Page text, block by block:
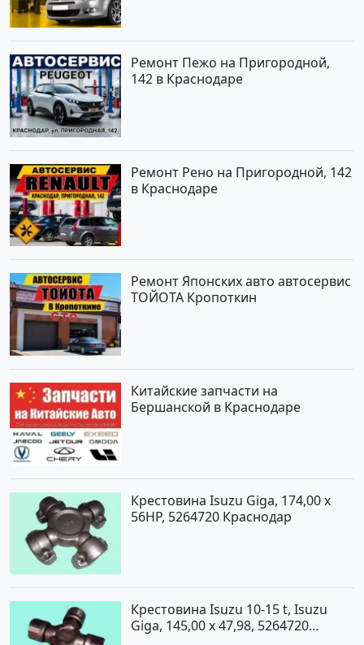
Ремонт Пежо на Пригородной,
142 в Краснодаре
Ремонт Рено на Пригородной, 142
в Краснодаре
Ремонт Японских авто автосервис
ТОЙОТА Кропоткин
Китайские запчасти на
Бершанской в Краснодаре
Крестовина Isuzu Giga, 174,00 x
56HP, 5264720 Краснодар
Крестовина Isuzu 10-15 t, Isuzu
Giga, 145,00 x 47,98, 5264720